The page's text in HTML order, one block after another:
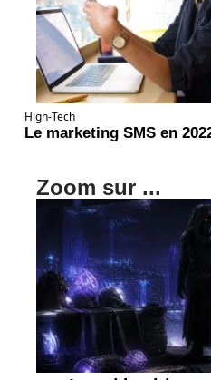
High-Tech
Le marketing SMS en
Zoom sur ...